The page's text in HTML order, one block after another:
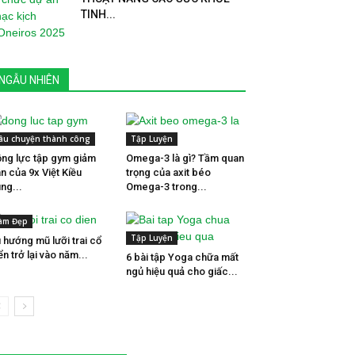
TINH...
NGẪU NHIÊN
chuyện thành công
lực tập gym giảm
của 9x Việt Kiều
Tập Luyện
Omega-3 là gì? Tầm quan
trọng của axit béo
Omega-3 trong...
Đẹp
hướng mũ lưỡi trai cổ
trở lại vào năm...
Tập Luyện
6 bài tập Yoga chữa mất
ngủ hiệu quả cho giấc...